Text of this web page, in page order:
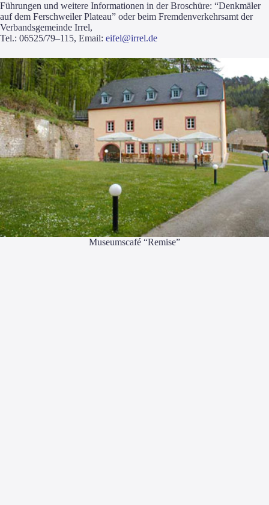
Füh­run­gen und wei­te­re Infor­ma­tio­nen in der Bro­schü­re: “Denk­mä­ler
auf dem Fer­sch­wei­ler Pla­teau” oder beim Frem­den­ver­kehrs­amt der
Ver­bands­ge­mein­de Irrel,
Tel.: 06525/79–115, Email: eifel@irrel.de
Muse­ums­ca­fé “Remi­se”